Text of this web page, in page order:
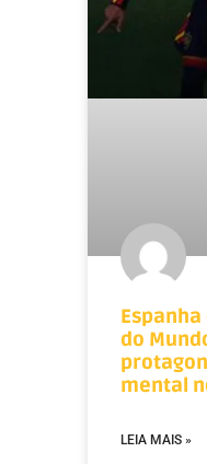
do
mental
LEIA MAIS »